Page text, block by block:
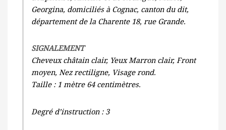
Georgina, domiciliés à Cognac, canton du dit,
département de la Charente 18, rue Grande.
SIGNALEMENT
Cheveux châtain clair, Yeux Marron clair, Front
moyen, Nez rectiligne, Visage rond.
Taille : 1 mètre 64 centimètres.
Degré d’instruction : 3